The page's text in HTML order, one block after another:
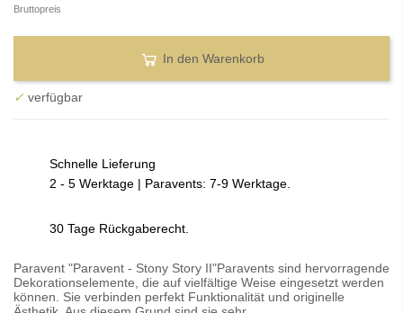
Bruttopreis
In den Warenkorb
✓ verfügbar
Schnelle Lieferung
2 - 5 Werktage | Paravents: 7-9 Werktage.
30 Tage Rückgaberecht.
Paravent "Paravent - Stony Story II"Paravents sind hervorragende
Dekorationselemente, die auf vielfältige Weise eingesetzt werden
können. Sie verbinden perfekt Funktionalität und originelle